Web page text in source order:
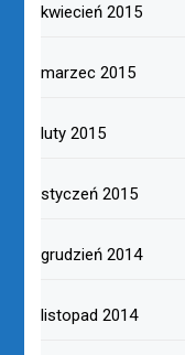
kwiecień 2015
marzec 2015
luty 2015
styczeń 2015
grudzień 2014
listopad 2014